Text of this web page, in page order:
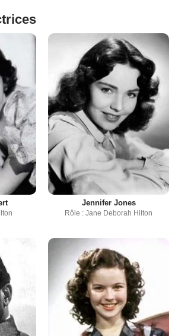
Jennifer Jones
Rôle : Jane Deborah Hilton